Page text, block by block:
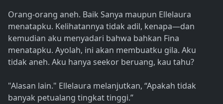
Orang-orang aneh. Baik Sanya maupun Ellelaura
menatapku. Kelihatannya tidak adil, kenapa—dan
kemudian aku menyadari bahwa bahkan Fina
menatapku. Ayolah, ini akan membuatku gila. Aku
tidak aneh. Aku hanya seekor beruang, kau tahu?
"Alasan lain." Ellelaura melanjutkan, “Apakah tidak
banyak petualang tingkat tinggi.”